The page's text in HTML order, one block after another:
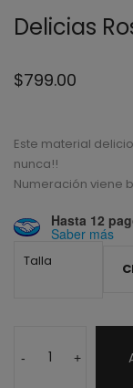
Delicias
$799.00
Este material
nunca!!
Numeración viene
Hasta 12
Saber más
Talla
- +